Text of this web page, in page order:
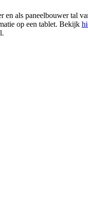
als paneelbouwer tal
op een tablet. Bekijk